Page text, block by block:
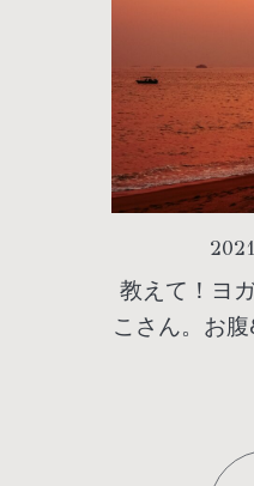
2021
教えて！ヨ
こさん。お